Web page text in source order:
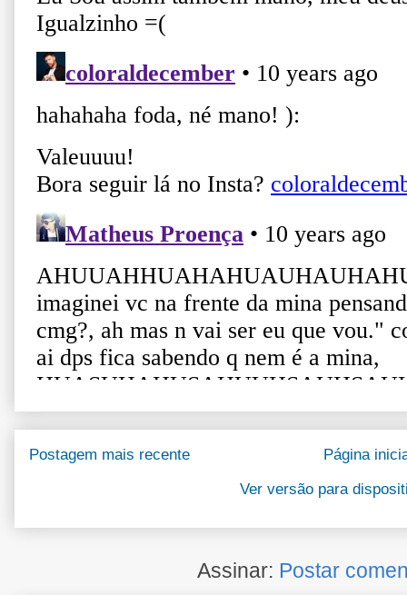
Postagem mais recente
Página
Ver versão para
Assinar: Postar